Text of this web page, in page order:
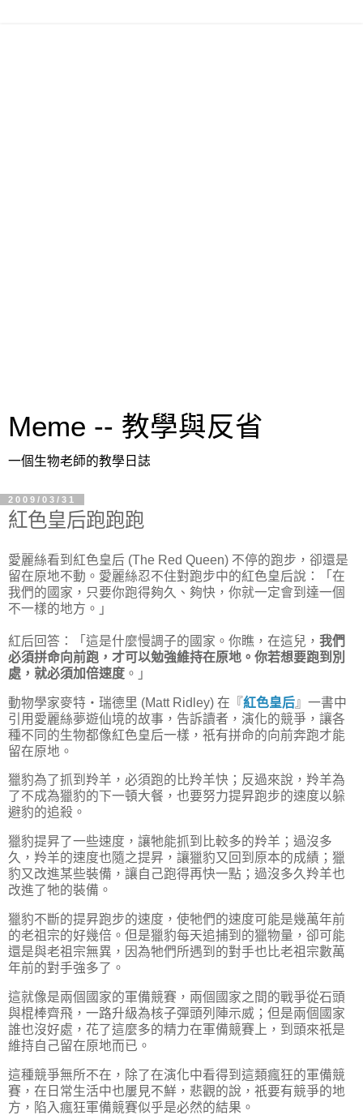
Meme -- 教學與反省
一個生物老師的教學日誌
2009/03/31
紅色皇后跑跑跑
愛麗絲看到紅色皇后 (The Red Queen) 不停的跑步，卻還是
留在原地不動。愛麗絲忍不住對跑步中的紅色皇后說：「在
我們的國家，只要你跑得夠久、夠快，你就一定會到達一個
不一樣的地方。」
紅后回答：「這是什麼慢調子的國家。你瞧，在這兒， 我們
必須拼命向前跑，才可以勉強維持在原地。你若想要跑到別
處，就必須加倍速度 。」
動物學家麥特‧瑞德里 (Matt Ridley) 在『紅色皇后』一書中
引用愛麗絲夢遊仙境的故事，告訴讀者，演化的競爭，讓各
種不同的生物都像紅色皇后一樣，祇有拼命的向前奔跑才能
留在原地。
獵豹為了抓到羚羊，必須跑的比羚羊快；反過來說，羚羊為
了不成為獵豹的下一頓大餐，也要努力提昇跑步的速度以躲
避豹的追殺。
獵豹提昇了一些速度，讓牠能抓到比較多的羚羊；過沒多
久，羚羊的速度也隨之提昇，讓獵豹又回到原本的成績；獵
豹又改進某些裝備，讓自己跑得再快一點；過沒多久羚羊也
改進了牠的裝備。
獵豹不斷的提昇跑步的速度，使牠們的速度可能是幾萬年前
的老祖宗的好幾倍。但是獵豹每天追捕到的獵物量，卻可能
還是與老祖宗無異，因為牠們所遇到的對手也比老祖宗數萬
年前的對手強多了。
這就像是兩個國家的軍備競賽，兩個國家之間的戰爭從石頭
與棍棒齊飛，一路升級為核子彈頭列陣示威；但是兩個國家
誰也沒好處，花了這麼多的精力在軍備競賽上，到頭來祇是
維持自己留在原地而已。
這種競爭無所不在，除了在演化中看得到這類瘋狂的軍備競
賽，在日常生活中也屢見不鮮，悲觀的說，祇要有競爭的地
方，陷入瘋狂軍備競賽似乎是必然的結果。